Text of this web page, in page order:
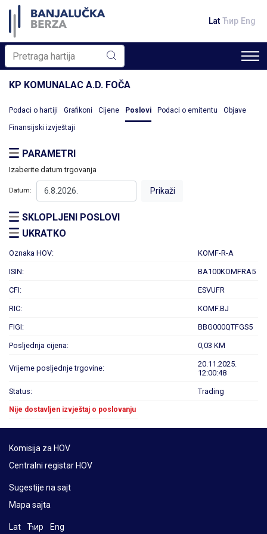
Lat Ћир Eng
KP KOMUNALAC A.D. FOČA
Podaci o hartiji Grafikoni Cijene Poslovi Podaci o emitentu Objave
Finansijski izvještaji
PARAMETRI
Izaberite datum trgovanja
Datum:
SKLOPLJENI POSLOVI
UKRATKO
Oznaka HOV: KOMF-R-A
ISIN: BA100KOMFRA5
CFI: ESVUFR
RIC: KOMF.BJ
FIGI: BBG000QTFGS5
Posljednja cijena: 0,03 KM
Vrijeme posljednje trgovine:
20.11.2025.
12:00:48
Status: Trading
Nije dostavljen izvještaj o poslovanju
Komisija za HOV
Centralni registar HOV
Sugestije na sajt
Mapa sajta
Lat Ћир Eng